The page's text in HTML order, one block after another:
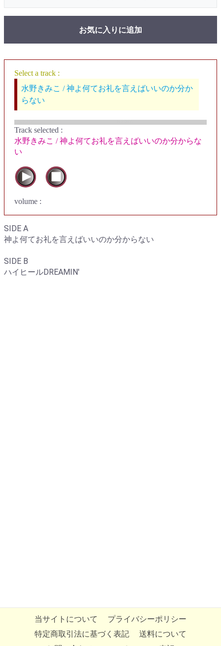
お気に入りに追加
Select a track :
水野きみこ / 神よ何てお礼を言えばいいのか分か
らない
Track selected :
水野きみこ / 神よ何てお礼を言えばいいのか分からな
い
volume :
SIDE A
神よ何てお礼を言えばいいのか分からない
SIDE B
ハイヒールDREAMIN'
当サイトについて
プライバシーポリシー
特定商取引法に基づく表記
送料について